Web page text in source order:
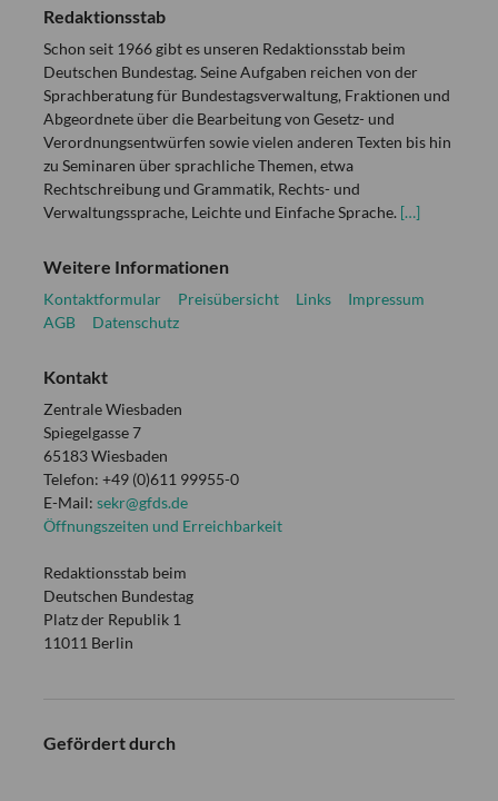
Redaktionsstab
Schon seit 1966 gibt es unseren Redaktionsstab beim
Deutschen Bundestag. Seine Aufgaben reichen von der
Sprachberatung für Bundestagsverwaltung, Fraktionen und
Abgeordnete über die Bearbeitung von Gesetz- und
Verordnungsentwürfen sowie vielen anderen Texten bis hin
zu Seminaren über sprachliche Themen, etwa
Rechtschreibung und Grammatik, Rechts- und
Verwaltungssprache, Leichte und Einfache Sprache. […]
Weitere Informationen
Kontaktformular Preisübersicht Links
Impressum
AGB
Datenschutz
Kontakt
Zentrale Wiesbaden
Spiegelgasse 7
65183 Wiesbaden
Telefon: +49 (0)611 99955-0
E-Mail: sekr@gfds.de
Öffnungszeiten und Erreichbarkeit
Redaktionsstab beim
Deutschen Bundestag
Platz der Republik 1
11011 Berlin
Gefördert durch